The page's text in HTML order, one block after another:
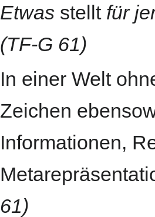
Etwas stellt für
(TF-G 61)
In einer Welt
Zeichen
Informationen,
61)